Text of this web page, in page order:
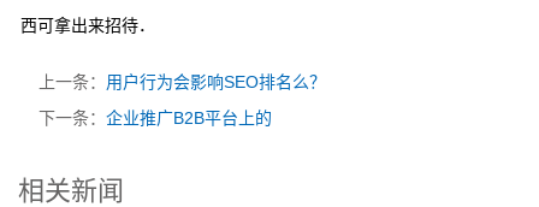
西可拿出来招待．
上一条： 用户行为会影响SEO排名么？
下一条： 企业推广B2B平台上的
相关新闻